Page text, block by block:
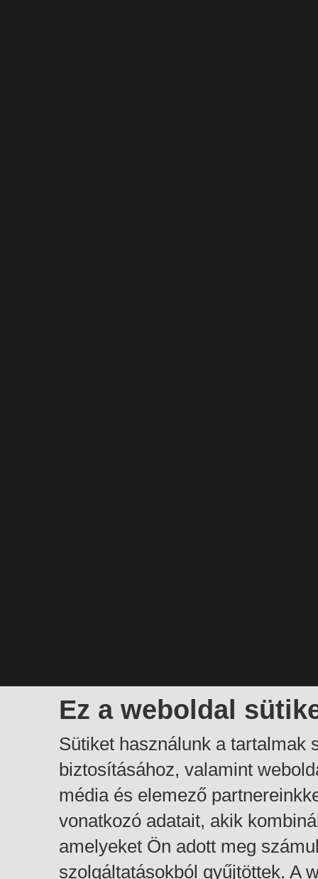
Ez a weboldal
Sütiket használunk a tartalmak
biztosításához, valamint
média és elemező
vonatkozó adatait, akik
amelyeket Ön adott meg
szolgáltatásokból gyűjtöttek. A